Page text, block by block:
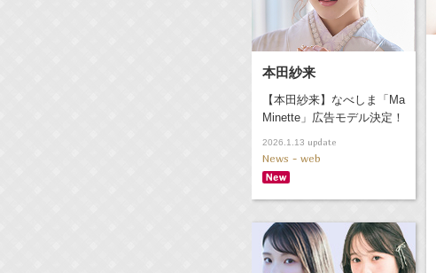
本田紗来
【本田紗来】なべしま「Ma
Minette」広告モデル決定！
2026.1.13 update
News - web